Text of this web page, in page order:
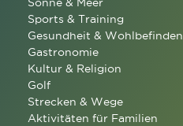
Sports & Training
Gesundheit & Wohlbefinden
Gastronomie
Kultur & Religion
Golf
Strecken & Wege
Aktivitäten für Familien